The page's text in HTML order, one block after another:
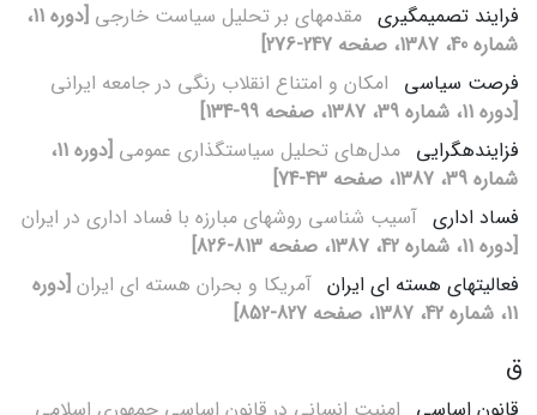
فرایند تصمیم‏گیری مقدمه‏ای بر تحلیل سیاست خارجی
[دوره 11،
شماره 40، 1387، صفحه 247-276]
فرصت سیاسی امکان و امتناع انقلاب رنگی در جامعه ایرانی
[دوره 11، شماره 39، 1387، صفحه 99-134]
فزاینده‏گرایی مدل‌های تحلیل سیاست‏گذاری عمومی
[دوره 11،
شماره 39، 1387، صفحه 43-74]
فساد اداری آسیب‏ شناسی روش‏های مبارزه با فساد اداری در ایران
[دوره 11، شماره 42، 1387، صفحه 813-826]
فعالیت‏های هسته ‏ای ایران آمریکا و بحران هسته‏ ای ایران [دوره
11، شماره 42، 1387، صفحه 827-852]
ق